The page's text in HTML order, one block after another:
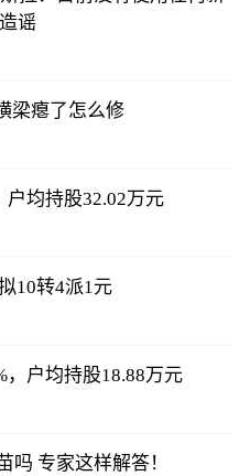
谣
梁瘪了怎么修
户均持股32.02万元
10转4派1元
，户均持股18.88万元
吗 专家这样解答！